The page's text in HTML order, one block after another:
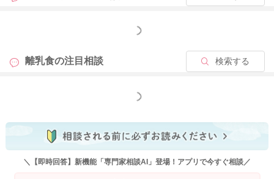
よく食べそうなら、60g→70g→80gと少しずつ増やしてみてく
ださいね。
でしょうか。
園に通っており、昼の離乳食のあとはミルクを飲まないみたい
もっと見る
離乳食の注目相談 検索する
もっと見る
＼【即時回答】新機能「専門家相談AI」登場！アプリで今すぐ相談／